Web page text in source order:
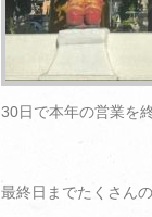
30日で本年の営業を
最終日までたくさん